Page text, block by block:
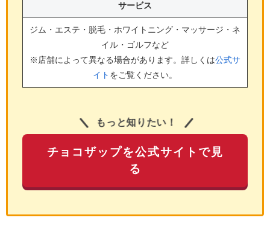
サービス
ジム・エステ・脱毛・ホワイトニング・マッサージ・ネ
イル・ゴルフなど
※店舗によって異なる場合があります。詳しくは公式サ
イト をご覧ください。
もっと知りたい！
チョコザップを公式サイトで見
る